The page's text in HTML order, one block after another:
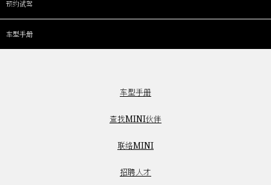
预约试驾
车型手册
车型手册
查找MINI伙伴
联络MINI
招聘人才